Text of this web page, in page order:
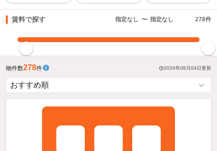
賃料で探す 指定なし 〜 指定なし 278件
物件数278件 2026年08月04日更新